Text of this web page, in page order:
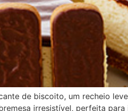
de biscoito, um recheio
irresistível, perfeita